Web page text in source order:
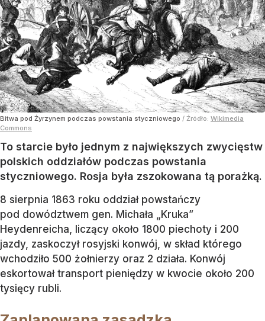
Bitwa pod Żyrzynem podczas powstania styczniowego / Źródło: Wikimedia
Commons
To starcie było jednym z największych zwycięstw
polskich oddziałów podczas powstania
styczniowego. Rosja była zszokowana tą porażką.
8 sierpnia 1863 roku oddział powstańczy
pod dowództwem gen. Michała „Kruka”
Heydenreicha, liczący około 1800 piechoty i 200
jazdy, zaskoczył rosyjski konwój, w skład którego
wchodziło 500 żołnierzy oraz 2 działa. Konwój
eskortował transport pieniędzy w kwocie około 200
tysięcy rubli.